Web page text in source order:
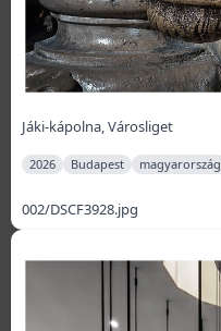
Jáki-kápolna, Városliget
2026 Budapest magyarország
002/DSCF3928.jpg